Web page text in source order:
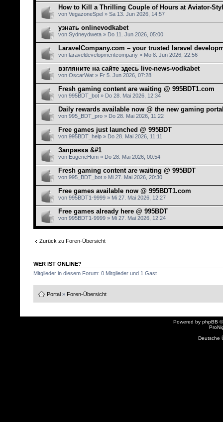
How to Kill a Thrilling Couple of Hours at Aviator-
von VegazoneSpel » Sa 13. Jun 2026, 14:57
узнать onlinevodkabet
von Sydneydweta » Do 11. Jun 2026, 05:00
LaravelCompany.com – your trusted laravel
von laraveldevelopmentcompany » Mo 8. Jun 2026, 22:56
взгляните на сайте здесь live-news-vodkabet
von OscarWat » Fr 5. Jun 2026, 07:28
Fresh gaming content are waiting @ 995BDT1.com
von 995BDT_bot » Do 28. Mai 2026, 12:34
Daily rewards available now @ the new gaming
von 995_BDT_pro » Do 28. Mai 2026, 11:22
Free games just launched @ 995BDT
von 995BDT_help » Do 28. Mai 2026, 11:11
Заправка &#1
von EugeneHom » Do 28. Mai 2026, 00:54
Fresh gaming content are waiting @ 995BDT
von 995_BDT_bot » Mi 27. Mai 2026, 20:30
Free games available now @ 995BDT1.com
von 995BDT1-9999 » Mi 27. Mai 2026, 12:27
Free games already here @ 995BDT
von 995BDT1-9999 » Mi 27. Mai 2026, 12:24
Zurück zu Foren-Übersicht
WER IST ONLINE?
Mitglieder in diesem Forum: 0 Mitglieder und 1 Gast
Portal » Foren-Übersicht
Powered by phpBB
Deutsche